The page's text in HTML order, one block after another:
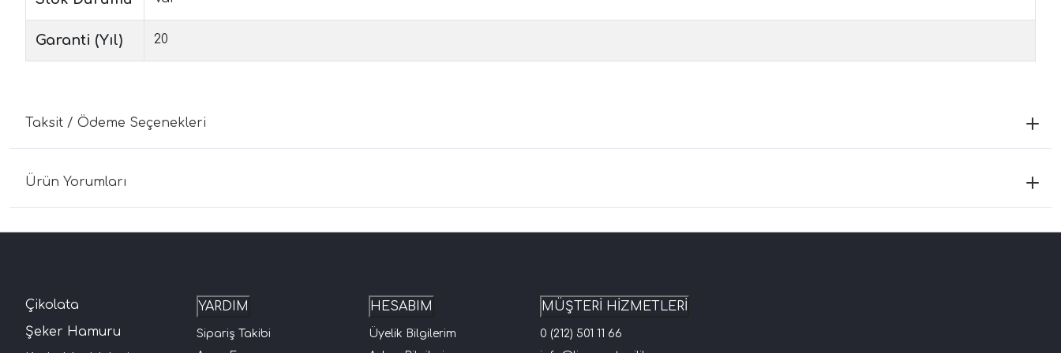
Garanti (Yıl) 20
Taksit / Ödeme Seçenekleri
Ürün Yorumları
Çikolata
Şeker Hamuru
YARDIM
Sipariş Takibi
HESABIM
Üyelik Bilgilerim
MÜŞTERİ HİZMETLERİ
0 (212) 501 11 66